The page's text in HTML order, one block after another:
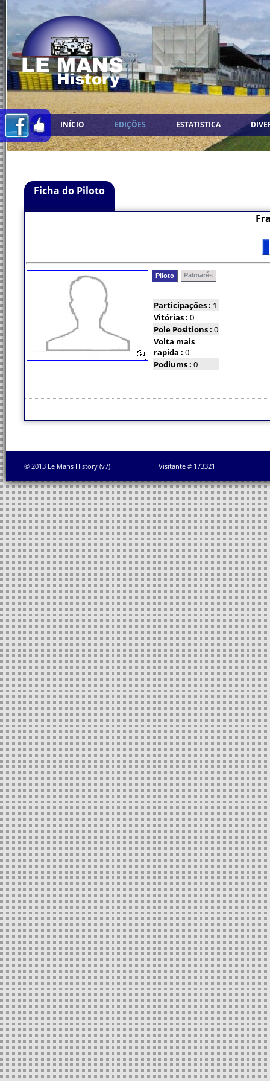
INÍCIO EDIÇÕES ESTATISTICA
Ficha do Piloto
Piloto Palmarés
Participações : 1
Vitórias : 0
Pole Positions : 0
Volta mais
rapida : 0
Podiums : 0
© 2013 Le Mans History (v7) Visitante # 173321